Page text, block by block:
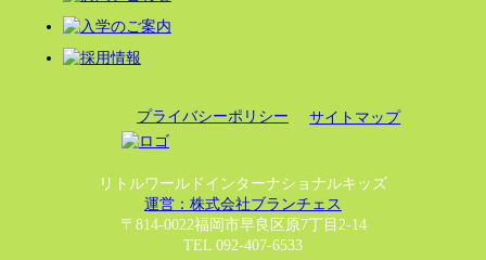
プライバシーポリシー サイトマップ
リトルワールドインターナショナルキッズ
運営：株式会社ブランチェス
〒814-0022福岡市早良区原7丁目2-14
TEL 092-407-6533